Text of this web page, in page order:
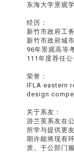
东海大学景观
经历：
新竹市政府工
新竹市政府城
96年景观高等
111年度荐任
荣誉：
IFLA eastern
design
关于系友：
游兰英系友在
所学与提供更
期许能将现有
质。于公部门